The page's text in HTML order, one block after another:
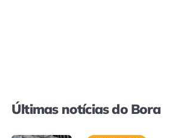
Últimas notícias do Bora